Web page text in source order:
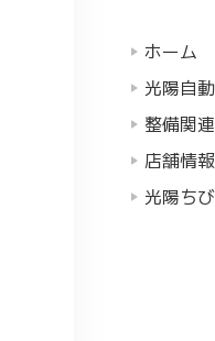
ホーム
光陽自
整備関
店舗情報
光陽ち